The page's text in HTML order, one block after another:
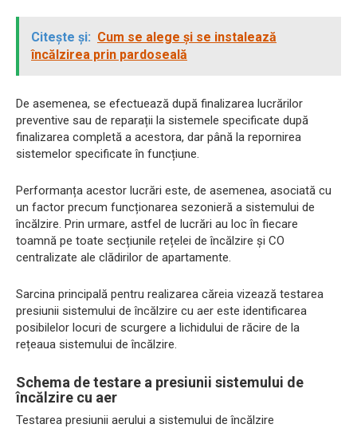
Citește și: Cum se alege și se instalează
încălzirea prin pardoseală
De asemenea, se efectuează după finalizarea lucrărilor
preventive sau de reparații la sistemele specificate după
finalizarea completă a acestora, dar până la repornirea
sistemelor specificate în funcțiune.
Performanța acestor lucrări este, de asemenea, asociată cu
un factor precum funcționarea sezonieră a sistemului de
încălzire. Prin urmare, astfel de lucrări au loc în fiecare
toamnă pe toate secțiunile rețelei de încălzire și CO
centralizate ale clădirilor de apartamente.
Sarcina principală pentru realizarea căreia vizează testarea
presiunii sistemului de încălzire cu aer este identificarea
posibilelor locuri de scurgere a lichidului de răcire de la
rețeaua sistemului de încălzire.
Schema de testare a presiunii sistemului de
încălzire cu aer
Testarea presiunii aerului a sistemului de încălzire